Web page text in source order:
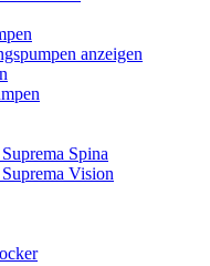
anzeigen
Spina
Vision